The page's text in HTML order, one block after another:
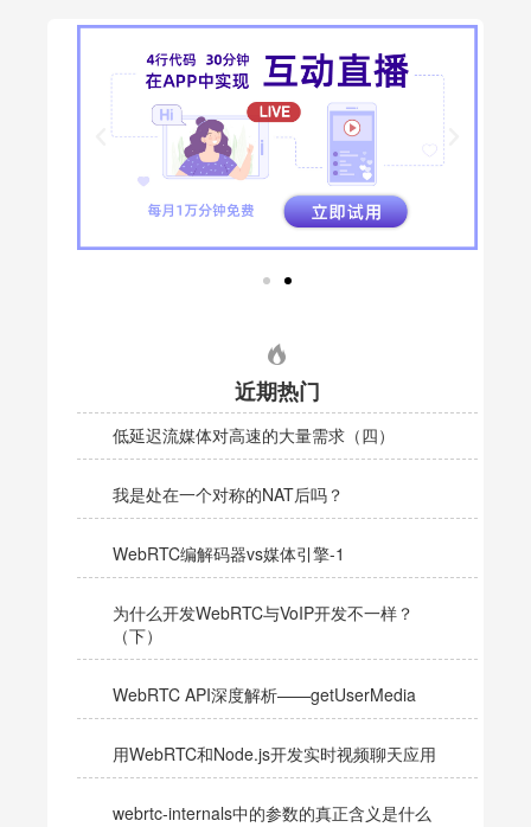
近期热门
低延迟流媒体对高速的大量需求（四）
我是处在一个对称的NAT后吗？
WebRTC编解码器vs媒体引擎-1
为什么开发WebRTC与VoIP开发不一样？
（下）
WebRTC API深度解析——getUserMedia
用WebRTC和Node.js开发实时视频聊天应用
webrtc-internals中的参数的真正含义是什么